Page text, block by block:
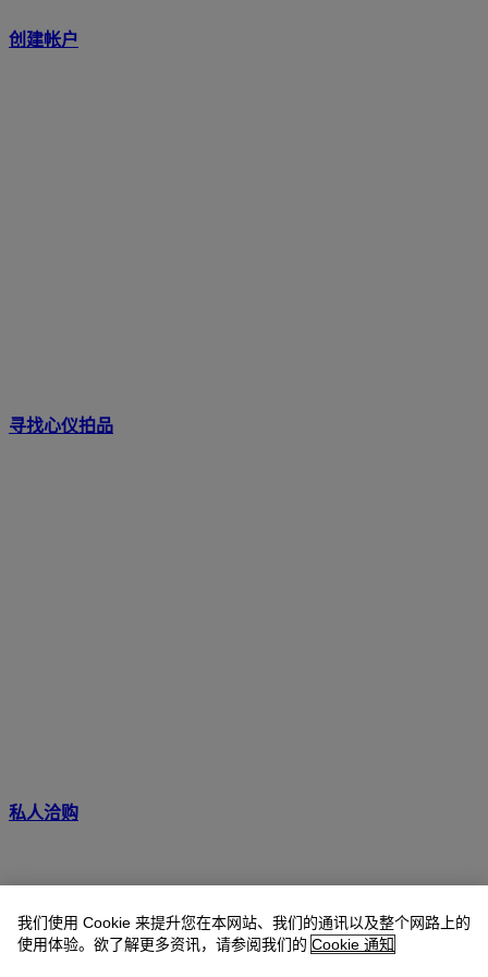
创建帐户
寻找心仪拍品
私人洽购
我们使用 Cookie 来提升您在本网站、我们的通讯以及整个网路上的
使用体验。欲了解更多资讯，请参阅我们的 Cookie 通知